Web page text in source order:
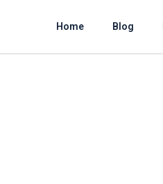
Home Blog